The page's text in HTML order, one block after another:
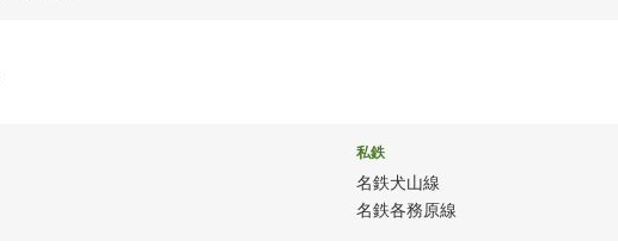
私鉄
名鉄犬山線
名鉄各務原線